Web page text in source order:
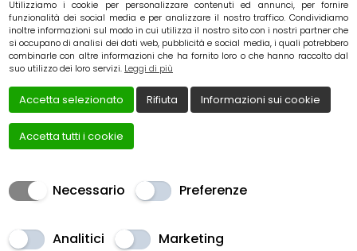
Il supporto telefonico è attivo dal Lunedì al Sabato
dalle 9 alle 18.
Creato da Local Web – Agenzia Web Marketing Milano
Utilizziamo i cookie per personalizzare contenuti ed annunci, per fornire
funzionalità dei social media e per analizzare il nostro traffico. Condividiamo
inoltre informazioni sul modo in cui utilizza il nostro sito con i nostri partner che
si occupano di analisi dei dati web, pubblicità e social media, i quali potrebbero
combinarle con altre informazioni che ha fornito loro o che hanno raccolto dal
suo utilizzo dei loro servizi. Leggi di più
Accetta selezionato Rifiuta Informazioni sui cookie
Accetta tutti i cookie
Necessario Preferenze
Analitici Marketing